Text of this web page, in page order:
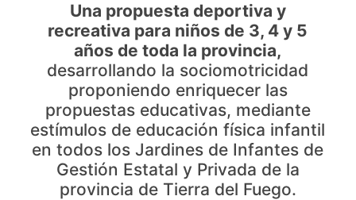
Una propuesta deportiva y
recreativa para niños de 3, 4 y 5
años de toda la provincia,
desarrollando la sociomotricidad
proponiendo enriquecer las
propuestas educativas, mediante
estímulos de educación física infantil
en todos los Jardines de Infantes de
Gestión Estatal y Privada de la
provincia de Tierra del Fuego.